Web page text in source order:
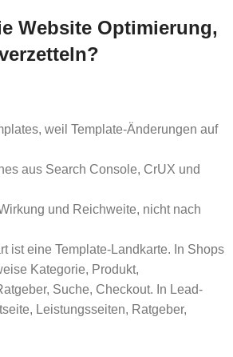
Website Optimierung,
weil Template-Änderungen auf
aus Search Console, CrUX und
und Reichweite, nicht nach
ist eine Template-Landkarte. In Shops
Kategorie, Produkt,
Suche, Checkout. In Lead-
Leistungsseiten, Ratgeber,